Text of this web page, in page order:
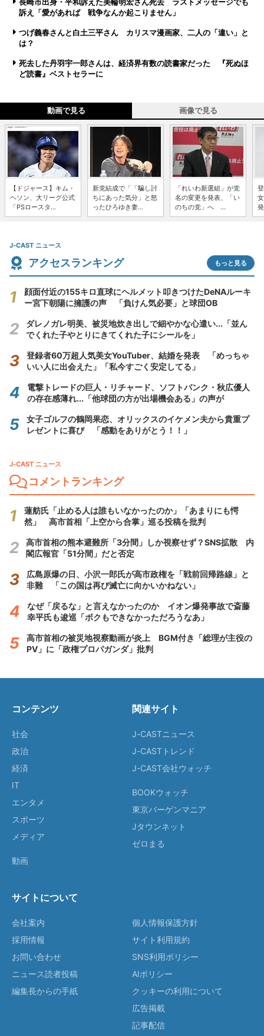
訴え「愛があれば 戦争なんか起こりません」
つげ義春さんと白土三平さん カリスマ漫画家、二人の「違い」と
は？
死去した丹羽宇一郎さんは、経済界有数の読書家だった 『死ぬほ
ど読書』ベストセラーに
動画で見る 画像で見る
【ドジャース】キム・
ヘソン、大リーグ公式
「PSロースタ...
新党結成で「「騙し討
ちにあった気分」と怒
ったひろゆき妻...
「れいわ新選組」が党
名の変更を発表、「い
のちの党」へ ...
J-CAST ニュース
アクセスランキング もっと見る
顔面付近の155キロ直球にヘルメット叩きつけたDeNAルーキ
ー宮下朝陽に擁護の声 「負けん気必要」と球団OB
ダレノガレ明美、被災地炊き出しで細やかな心遣い...「並ん
でくれた子やとりにきてくれた子にシールを」
登録者60万超人気美女YouTuber、結婚を発表 「めっちゃ
いい人に出会えた」「私今すごく安定してる」
電撃トレードの巨人・リチャード、ソフトバンク・秋広優人
の存在感薄れ...「他球団の方が出場機会ある」の声が
女子ゴルフの鶴岡果恋、オリックスのイケメン夫から貴重プ
レゼントに喜び 「感動をありがとう！！」
J-CAST ニュース
コメントランキング
蓮舫氏「止める人は誰もいなかったのか」「あまりにも愕
然」 高市首相「上空から合掌」巡る投稿を批判
高市首相の熊本避難所「3分間」しか視察せず？SNS拡散 内
閣広報官「51分間」だと否定
広島原爆の日、小沢一郎氏が高市政権を「戦前回帰路線」と
非難 「この国は再び滅亡に向かいかねない」
なぜ「戻るな」と言えなかったのか イオン爆発事故で斎藤
幸平氏も逡巡「ボクもできなかっただろうなあ」
高市首相の被災地視察動画が炎上 BGM付き「総理が主役の
PV」に「政権プロパガンダ」批判
コンテンツ
社会
政治
経済
IT
エンタメ
スポーツ
メディア
動画
関連サイト
J-CASTニュース
J-CASTトレンド
J-CAST会社ウォッチ
BOOKウォッチ
東京バーゲンマニア
Jタウンネット
ゼロまる
サイトについて
会社案内
採用情報
お問い合わせ
ニュース読者投稿
編集長からの手紙
個人情報保護方針
サイト利用規約
SNS利用ポリシー
AIポリシー
クッキーの利用について
広告掲載
記事配信